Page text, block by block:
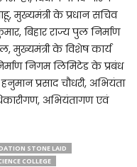
मुख्यमंत्री के प्रधान सचिव
बिहार राज्य पुल निर्माण
मुख्यमंत्री के विशेष कार्य
निगम लिमिटेड के प्रबंध
प्रसाद चौधरी, अभियंता
अभियंतागण एवं
STONE LAID
COLLEGE